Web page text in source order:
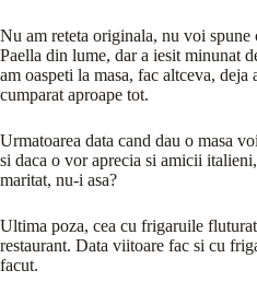
Nu am reteta originala, nu voi spune
Paella din lume, dar a iesit minunat
am oaspeti la masa, fac altceva,
cumparat aproape tot.
Urmatoarea data cand dau o masa
si daca o vor aprecia si amicii
maritat, nu-i asa?
Ultima poza, cea cu frigaruile
restaurant. Data viitoare fac si cu
facut.